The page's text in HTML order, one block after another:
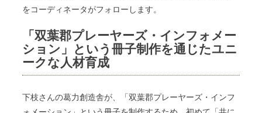
をコーディネータがフォローします。
「双葉郡プレーヤーズ・インフォメー
ション」という冊子制作を通じたユニ
ークな人材育成
下枝さんの葛力創造舎が、「双葉郡プレーヤーズ・インフ